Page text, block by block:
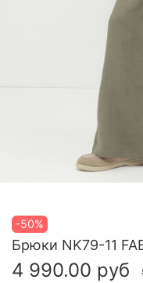
-50%
Брюки NK79-11
4 990.00 руб